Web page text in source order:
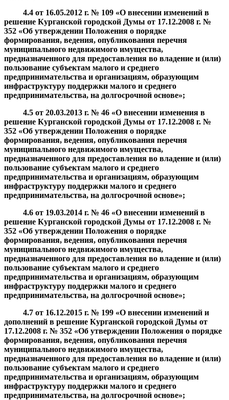
4.4от 16.05.2012 г. № 109 «О внесении изменений в
решение Курганской городской Думы от 17.12.2008 г. №
352 «Об утверждении Положения о порядке
формирования, ведения, опубликования перечня
муниципального недвижимого имущества,
предназначенного для предоставления во владение и (или)
пользование субъектам малого и среднего
предпринимательства и организациям, образующим
инфраструктуру поддержки малого и среднего
предпринимательства, на долгосрочной основе»;
4.5от20.03.2013 г. №46 «О внесении изменения в
решение Курганской городской Думы от 17.12.2008 г. №
352 «Об утверждении Положения о порядке
формирования, ведения, опубликования перечня
муниципального недвижимого имущества,
предназначенного для предоставления во владение и (или)
пользование субъектам малого и среднего
предпринимательства и организациям, образующим
инфраструктуру поддержки малого и среднего
предпринимательства, на долгосрочной основе»;
4.6от 19.03.2014 г. №46 «О внесении изменений в
решение Курганской городской Думы от 17.12.2008 г. №
352 «Об утверждении Положения о порядке
формирования, ведения, опубликования перечня
муниципального недвижимого имущества,
предназначенного для предоставления во владение и (или)
пользование субъектам малого и среднего
предпринимательства и организациям, образующим
инфраструктуру поддержки малого и среднего
предпринимательства, на долгосрочной основе»;
4.7 от 16.12.2015 г. № 199 «О внесении изменений и
дополнений в решение Курганской городской Думы от
17.12.2008 г. № 352 «Об утверждении Положения о порядке
формирования, ведения, опубликования перечня
муниципального недвижимого имущества,
предназначенного для предоставления во владение и (или)
пользование субъектам малого и среднего
предпринимательства и организациям, образующим
инфраструктуру поддержки малого и среднего
предпринимательства, на долгосрочной основе»;